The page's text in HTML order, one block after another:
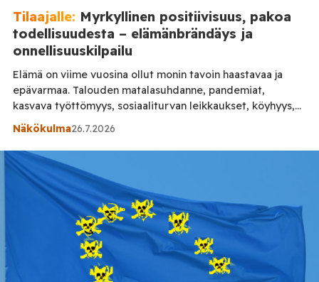
Tilaajalle: Myrkyllinen positiivisuus, pakoa
todellisuudesta – elämänbrändäys ja
onnellisuuskilpailu
Elämä on viime vuosina ollut monin tavoin haastavaa ja
epävarmaa. Talouden matalasuhdanne, pandemiat,
kasvava työttömyys, sosiaaliturvan leikkaukset, köyhyys,
terveydenhuollon ongelmat, yhteiskunnallinen
Samaan aikaan kuitenkin sosiaalinen media täyttyy
entiseen malliin menestyspuheesta, hymyilevistä
elämäntapavideoista, itsensä kehittämisen ohjeista ja
viesteistä siitä, kuinka jokaisen pitäisi jatkuvasti löytää
onnellisuutensa, rakentaa parempi versio itsestään, […]
Näkökulma26.7.2026